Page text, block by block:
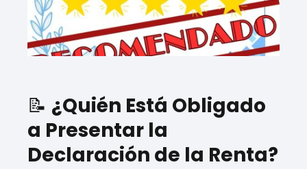
📝 ¿Quién Está Obligado
a Presentar la
Declaración de la Renta?